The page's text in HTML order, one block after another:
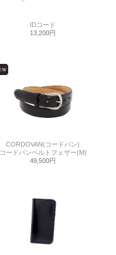
IDコード
13,200円
CORDOVAN(コードバン)
コードバンベルトフェザー(M)
49,500円